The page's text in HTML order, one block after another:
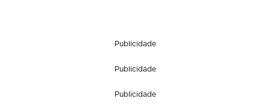
Publicidade
Publicidade
Publicidade